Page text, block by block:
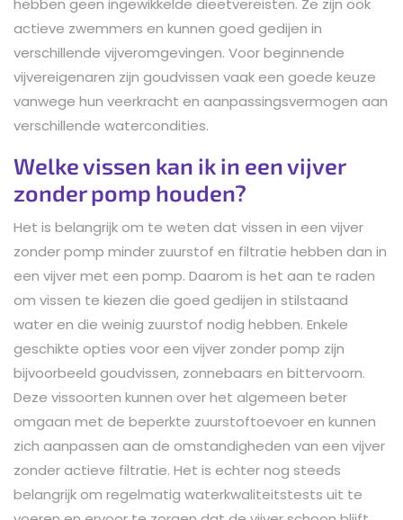
actieve zwemmers en kunnen goed gedijen in
verschillende vijveromgevingen. Voor beginnende
vijvereigenaren zijn goudvissen vaak een goede keuze
vanwege hun veerkracht en aanpassingsvermogen aan
verschillende watercondities.
Welke vissen kan ik in een vijver
zonder pomp houden?
Het is belangrijk om te weten dat vissen in een vijver
zonder pomp minder zuurstof en filtratie hebben dan in
een vijver met een pomp. Daarom is het aan te raden
om vissen te kiezen die goed gedijen in stilstaand
water en die weinig zuurstof nodig hebben. Enkele
geschikte opties voor een vijver zonder pomp zijn
bijvoorbeeld goudvissen, zonnebaars en bittervoorn.
Deze vissoorten kunnen over het algemeen beter
omgaan met de beperkte zuurstoftoevoer en kunnen
zich aanpassen aan de omstandigheden van een vijver
zonder actieve filtratie. Het is echter nog steeds
belangrijk om regelmatig waterkwaliteitstests uit te